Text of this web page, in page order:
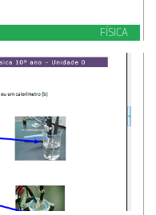
FÍSICA